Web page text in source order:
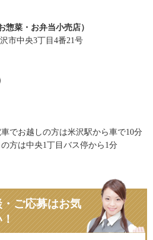
惣菜・お弁当小売店）
市中央3丁目4番21号
でお越しの方は米沢駅から車で10分
方は中央1丁目バス停から1分
ご応募はお気
！